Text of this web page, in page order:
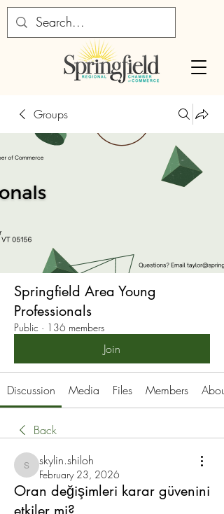
Groups
Springfield Area Young
Professionals
Public · 136 members
Join
Discussion Media Files Members About
Back
skylin.shiloh
skylin.shiloh
February 23, 2026
Oran değişimleri karar güvenini